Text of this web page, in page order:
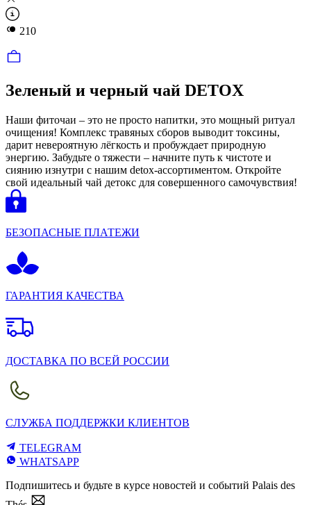
210
Зеленый и черный чай DETOX
Наши фиточаи – это не просто напитки, это мощный ритуал
очищения! Комплекс травяных сборов выводит токсины,
дарит невероятную лёгкость и пробуждает природную
энергию. Забудьте о тяжести – начните путь к чистоте и
сиянию изнутри с нашим detox-ассортиментом. Откройте
свой идеальный чай детокс для совершенного самочувствия!
БЕЗОПАСНЫЕ ПЛАТЕЖИ
ГАРАНТИЯ КАЧЕСТВА
ДОСТАВКА ПО ВСЕЙ РОССИИ
СЛУЖБА ПОДДЕРЖКИ КЛИЕНТОВ
TELEGRAM
WHATSAPP
Подпишитесь и будьте в курсе новостей и событий Palais des